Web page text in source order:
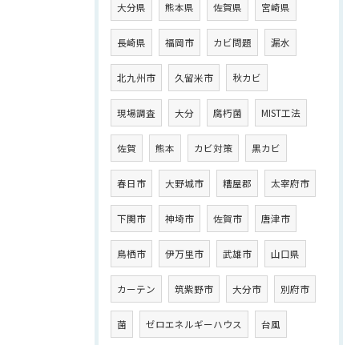
大分県 熊本県 佐賀県 宮崎県
長崎県 福岡市 カビ問題 漏水
北九州市 久留米市 秋カビ
現場調査 大分 腐朽菌 MIST工法
佐賀 熊本 カビ対策 黒カビ
春日市 大野城市 糟屋郡 太宰府市
下関市 神埼市 佐賀市 唐津市
鳥栖市 伊万里市 武雄市 山口県
カーテン 筑紫野市 大分市 別府市
菌 ゼロエネルギーハウス 台風